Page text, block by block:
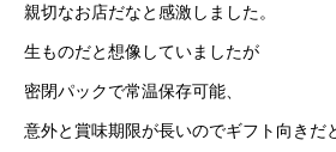
親切なお店だなと感激しました。
生ものだと想像していましたが
密閉パックで常温保存可能、
意外と賞味期限が長いのでギフト向きだ